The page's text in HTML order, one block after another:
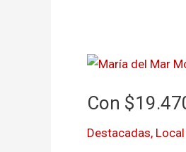
Con
Destacadas, Local
Con
millones
problema